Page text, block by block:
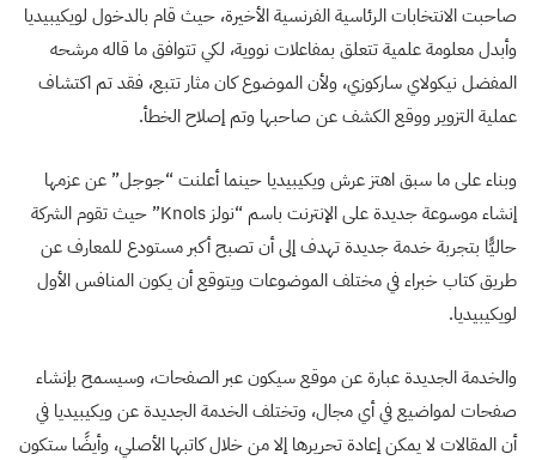
صاحبت الانتخابات الرئاسية الفرنسية ‏الأخيرة، حيث قام بالدخول لويكيبيديا
وأبدل معلومة علمية تتعلق بمفاعلات نووية، لكي تتوافق ما قاله مرشحه
المفضل ‏نيكولاي ساركوزي، ولأن الموضوع كان مثار تتبع، فقد تم اكتشاف
عملية التزوير ووقع الكشف عن صاحبها وتم إصلاح الخطأ.
وبناء على ما سبق اهتز عرش ويكيبيديا حينما أعلنت “جوجل” عن عزمها
إنشاء موسوعة جديدة على الإنترنت باسم “نولز Knols” حيث تقوم الشركة
حاليًّا بتجربة خدمة جديدة تهدف إلى أن تصبح أكبر مستودع للمعارف عن
طريق كتاب خبراء في مختلف الموضوعات ويتوقع أن يكون المنافس الأول
لويكيبيديا.
والخدمة الجديدة عبارة عن موقع سيكون عبر الصفحات، وسيسمح بإنشاء
صفحات لمواضيع في أي مجال، وتختلف الخدمة الجديدة عن ويكيبيديا في
أن المقالات لا يمكن إعادة تحريرها إلا من خلال كاتبها الأصلي، وأيضًا ستكون